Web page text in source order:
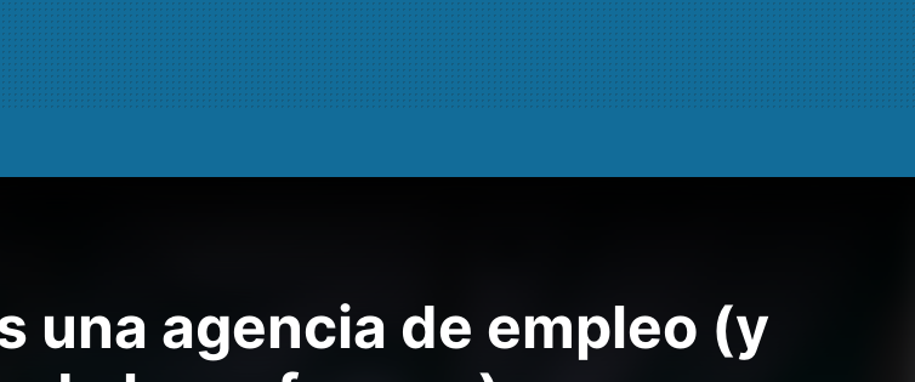
una agencia de empleo (y